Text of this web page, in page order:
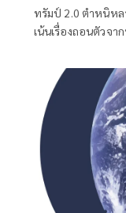
ทรัมป์ 2.0 ตำหนิหล
เน้นเรื่องถอนตัวจา